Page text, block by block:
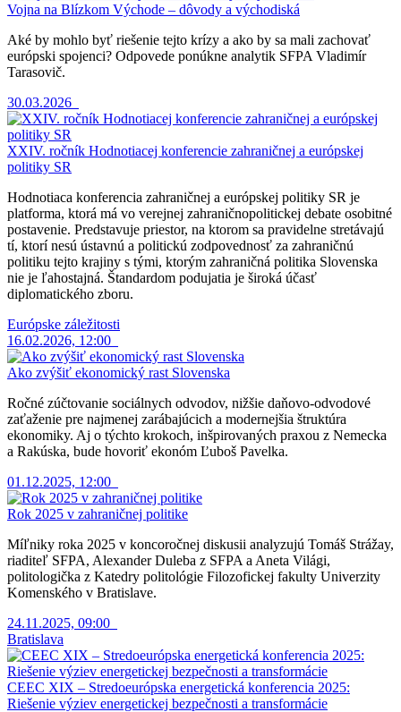
Vojna na Blízkom Východe – dôvody a východiská
Aké by mohlo byť riešenie tejto krízy a ako by sa mali zachovať
európski spojenci? Odpovede ponúkne analytik SFPA Vladimír
Tarasovič.
30.03.2026
XXIV. ročník Hodnotiacej konferencie zahraničnej a európskej
politiky SR
Hodnotiaca konferencia zahraničnej a európskej politiky SR je
platforma, ktorá má vo verejnej zahraničnopolitickej debate osobitné
postavenie. Predstavuje priestor, na ktorom sa pravidelne stretávajú
tí, ktorí nesú ústavnú a politickú zodpovednosť za zahraničnú
politiku tejto krajiny s tými, ktorým zahraničná politika Slovenska
nie je ľahostajná. Štandardom podujatia je široká účasť
diplomatického zboru.
Európske záležitosti
16.02.2026, 12:00
Ako zvýšiť ekonomický rast Slovenska
Ročné zúčtovanie sociálnych odvodov, nižšie daňovo-odvodové
zaťaženie pre najmenej zarábajúcich a modernejšia štruktúra
ekonomiky. Aj o týchto krokoch, inšpirovaných praxou z Nemecka
a Rakúska, bude hovoriť ekonóm Ľuboš Pavelka.
01.12.2025, 12:00
Rok 2025 v zahraničnej politike
Míľniky roka 2025 v koncoročnej diskusii analyzujú Tomáš Strážay,
riaditeľ SFPA, Alexander Duleba z SFPA a Aneta Világi,
politologička z Katedry politológie Filozofickej fakulty Univerzity
Komenského v Bratislave.
24.11.2025, 09:00
Bratislava
CEEC XIX – Stredoeurópska energetická konferencia 2025:
Riešenie výziev energetickej bezpečnosti a transformácie